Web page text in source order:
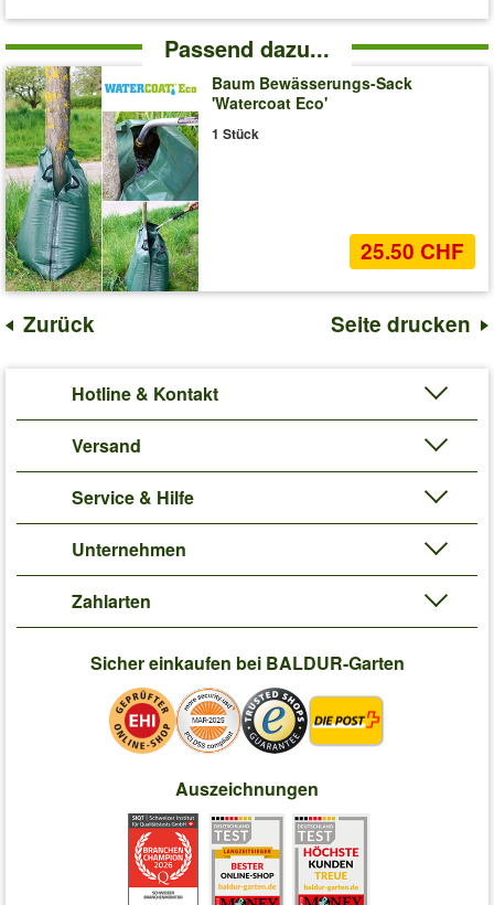
Passend dazu...
Baum Bewässerungs-Sack
'Watercoat Eco'
1 Stück
25.50 CHF
Zurück Seite drucken
Hotline & Kontakt
Versand
Service & Hilfe
Unternehmen
Zahlarten
Sicher einkaufen bei BALDUR-Garten
Auszeichnungen